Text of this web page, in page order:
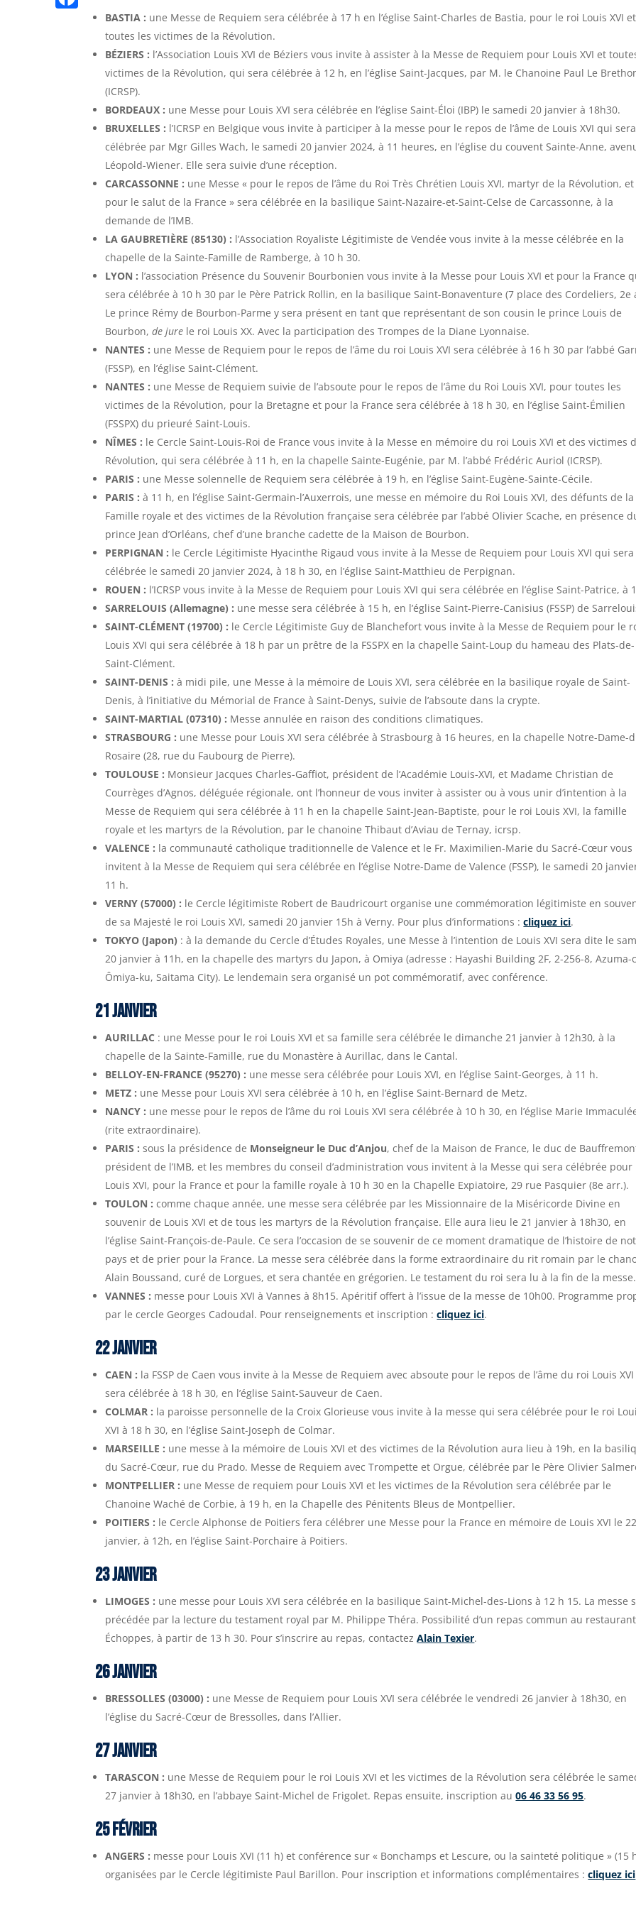
BASTIA : une Messe de Requiem sera célébrée à 17 h en l’église Saint-Charles de Bastia, pour le roi Louis XVI et
toutes les victimes de la Révolution.
BÉZIERS : l’Association Louis XVI de Béziers vous invite à assister à la Messe de Requiem pour Louis XVI et
victimes de la Révolution, qui sera célébrée à 12 h, en l’église Saint-Jacques, par M. le Chanoine Paul Le
(ICRSP).
BORDEAUX : une Messe pour Louis XVI sera célébrée en l’église Saint-Éloi (IBP) le samedi 20 janvier à 18h30.
BRUXELLES : l’ICRSP en Belgique vous invite à participer à la messe pour le repos de l’âme de Louis XVI qui sera
célébrée par Mgr Gilles Wach, le samedi 20 janvier 2024, à 11 heures, en l’église du couvent Sainte-Anne,
Léopold-Wiener. Elle sera suivie d’une réception.
CARCASSONNE : une Messe « pour le repos de l’âme du Roi Très Chrétien Louis XVI, martyr de la Révolution, et
pour le salut de la France » sera célébrée en la basilique Saint-Nazaire-et-Saint-Celse de Carcassonne, à la
demande de l’IMB.
LA GAUBRETIÈRE (85130) : l’Association Royaliste Légitimiste de Vendée vous invite à la messe célébrée en la
chapelle de la Sainte-Famille de Ramberge, à 10 h 30.
LYON : l’association Présence du Souvenir Bourbonien vous invite à la Messe pour Louis XVI et pour la France
sera célébrée à 10 h 30 par le Père Patrick Rollin, en la basilique Saint-Bonaventure (7 place des Cordeliers, 2e
Le prince Rémy de Bourbon-Parme y sera présent en tant que représentant de son cousin le prince Louis de
Bourbon,de jure le roi Louis XX. Avec la participation des Trompes de la Diane Lyonnaise.
NANTES : une Messe de Requiem pour le repos de l’âme du roi Louis XVI sera célébrée à 16 h 30 par l’abbé
(FSSP), en l’église Saint-Clément.
NANTES : une Messe de Requiem suivie de l’absoute pour le repos de l’âme du Roi Louis XVI, pour toutes les
victimes de la Révolution, pour la Bretagne et pour la France sera célébrée à 18 h 30, en l’église Saint-Émilien
(FSSPX) du prieuré Saint-Louis.
NÎMES : le Cercle Saint-Louis-Roi de France vous invite à la Messe en mémoire du roi Louis XVI et des victimes
Révolution, qui sera célébrée à 11 h, en la chapelle Sainte-Eugénie, par M. l’abbé Frédéric Auriol (ICRSP).
PARIS : une Messe solennelle de Requiem sera célébrée à 19 h, en l’église Saint-Eugène-Sainte-Cécile.
PARIS : à 11 h, en l’église Saint-Germain-l’Auxerrois, une messe en mémoire du Roi Louis XVI, des défunts de la
Famille royale et des victimes de la Révolution française sera célébrée par l’abbé Olivier Scache, en présence
prince Jean d’Orléans, chef d’une branche cadette de la Maison de Bourbon.
PERPIGNAN : le Cercle Légitimiste Hyacinthe Rigaud vous invite à la Messe de Requiem pour Louis XVI qui sera
célébrée le samedi 20 janvier 2024, à 18 h 30, en l’église Saint-Matthieu de Perpignan.
ROUEN : l’ICRSP vous invite à la Messe de Requiem pour Louis XVI qui sera célébrée en l’église Saint-Patrice, à
SARRELOUIS (Allemagne) : une messe sera célébrée à 15 h, en l’église Saint-Pierre-Canisius (FSSP) de
SAINT-CLÉMENT (19700) : le Cercle Légitimiste Guy de Blanchefort vous invite à la Messe de Requiem pour le
Louis XVI qui sera célébrée à 18 h par un prêtre de la FSSPX en la chapelle Saint-Loup du hameau des Plats-de-
Saint-Clément.
SAINT-DENIS : à midi pile, une Messe à la mémoire de Louis XVI, sera célébrée en la basilique royale de Saint-
Denis, à l’initiative du Mémorial de France à Saint-Denys, suivie de l’absoute dans la crypte.
SAINT-MARTIAL (07310) : Messe annulée en raison des conditions climatiques.
STRASBOURG : une Messe pour Louis XVI sera célébrée à Strasbourg à 16 heures, en la chapelle Notre-Dame-
Rosaire (28, rue du Faubourg de Pierre).
TOULOUSE : Monsieur Jacques Charles-Gaffiot, président de l’Académie Louis-XVI, et Madame Christian de
Courrèges d’Agnos, déléguée régionale, ont l’honneur de vous inviter à assister ou à vous unir d’intention à la
Messe de Requiem qui sera célébrée à 11 h en la chapelle Saint-Jean-Baptiste, pour le roi Louis XVI, la famille
royale et les martyrs de la Révolution, par le chanoine Thibaut d’Aviau de Ternay, icrsp.
VALENCE : la communauté catholique traditionnelle de Valence et le Fr. Maximilien-Marie du Sacré-Cœur vous
invitent à la Messe de Requiem qui sera célébrée en l’église Notre-Dame de Valence (FSSP), le samedi 20
11 h.
VERNY (57000) : le Cercle légitimiste Robert de Baudricourt organise une commémoration légitimiste en
de sa Majesté le roi Louis XVI, samedi 20 janvier 15h à Verny. Pour plus d’informations :cliquez ici.
TOKYO (Japon) : à la demande du Cercle d’Études Royales, une Messe à l’intention de Louis XVI sera dite le
20 janvier à 11h, en la chapelle des martyrs du Japon, à Omiya (adresse : Hayashi Building 2F, 2-256-8, Azuma-
Ômiya-ku, Saitama City). Le lendemain sera organisé un pot commémoratif, avec conférence.
21 JANVIER
AURILLAC : une Messe pour le roi Louis XVI et sa famille sera célébrée le dimanche 21 janvier à 12h30, à la
chapelle de la Sainte-Famille, rue du Monastère à Aurillac, dans le Cantal.
BELLOY-EN-FRANCE (95270) : une messe sera célébrée pour Louis XVI, en l’église Saint-Georges, à 11 h.
METZ : une Messe pour Louis XVI sera célébrée à 10 h, en l’église Saint-Bernard de Metz.
NANCY : une messe pour le repos de l’âme du roi Louis XVI sera célébrée à 10 h 30, en l’église Marie
(rite extraordinaire).
PARIS : sous la présidence de Monseigneur le Duc d’Anjou, chef de la Maison de France, le duc de
président de l’IMB, et les membres du conseil d’administration vous invitent à la Messe qui sera célébrée pour
Louis XVI, pour la France et pour la famille royale à 10 h 30 en la Chapelle Expiatoire, 29 rue Pasquier (8e arr.).
TOULON : comme chaque année, une messe sera célébrée par les Missionnaire de la Miséricorde Divine en
souvenir de Louis XVI et de tous les martyrs de la Révolution française. Elle aura lieu le 21 janvier à 18h30, en
l’église Saint-François-de-Paule. Ce sera l’occasion de se souvenir de ce moment dramatique de l’histoire de
pays et de prier pour la France. La messe sera célébrée dans la forme extraordinaire du rit romain par le
Alain Boussand, curé de Lorgues, et sera chantée en grégorien. Le testament du roi sera lu à la fin de la messe.
VANNES : messe pour Louis XVI à Vannes à 8h15. Apéritif offert à l’issue de la messe de 10h00. Programme
par le cercle Georges Cadoudal. Pour renseignements et inscription :cliquez ici.
22 JANVIER
CAEN : la FSSP de Caen vous invite à la Messe de Requiem avec absoute pour le repos de l’âme du roi Louis
sera célébrée à 18 h 30, en l’église Saint-Sauveur de Caen.
COLMAR : la paroisse personnelle de la Croix Glorieuse vous invite à la messe qui sera célébrée pour le roi
XVI à 18 h 30, en l’église Saint-Joseph de Colmar.
MARSEILLE : une messe à la mémoire de Louis XVI et des victimes de la Révolution aura lieu à 19h, en la
du Sacré-Cœur, rue du Prado. Messe de Requiem avec Trompette et Orgue, célébrée par le Père Olivier
MONTPELLIER : une Messe de requiem pour Louis XVI et les victimes de la Révolution sera célébrée par le
Chanoine Waché de Corbie, à 19 h, en la Chapelle des Pénitents Bleus de Montpellier.
POITIERS : le Cercle Alphonse de Poitiers fera célébrer une Messe pour la France en mémoire de Louis XVI le 22
janvier, à 12h, en l’église Saint-Porchaire à Poitiers.
23 JANVIER
LIMOGES : une messe pour Louis XVI sera célébrée en la basilique Saint-Michel-des-Lions à 12 h 15. La messe
précédée par la lecture du testament royal par M. Philippe Théra. Possibilité d’un repas commun au restaurant
Échoppes, à partir de 13 h 30. Pour s’inscrire au repas, contactezAlain Texier.
26 JANVIER
BRESSOLLES (03000) : une Messe de Requiem pour Louis XVI sera célébrée le vendredi 26 janvier à 18h30, en
l’église du Sacré-Cœur de Bressolles, dans l’Allier.
27 JANVIER
TARASCON : une Messe de Requiem pour le roi Louis XVI et les victimes de la Révolution sera célébrée le
27 janvier à 18h30, en l’abbaye Saint-Michel de Frigolet. Repas ensuite, inscription au06 46 33 56 95.
25 FÉVRIER
ANGERS : messe pour Louis XVI (11 h) et conférence sur « Bonchamps et Lescure, ou la sainteté politique » (15
organisées par le Cercle légitimiste Paul Barillon. Pour inscription et informations complémentaires :cliquez ici
p
l